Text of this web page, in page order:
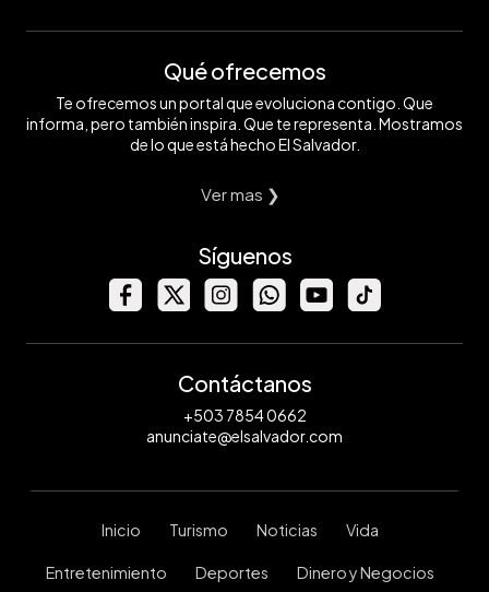
Qué ofrecemos
Te ofrecemos un portal que evoluciona contigo. Que
informa, pero también inspira. Que te representa. Mostramos
de lo que está hecho El Salvador.
Ver mas ❯
Síguenos
Contáctanos
+503 7854 0662
anunciate@elsalvador.com
Inicio Turismo Noticias Vida
Entretenimiento Deportes Dinero y Negocios